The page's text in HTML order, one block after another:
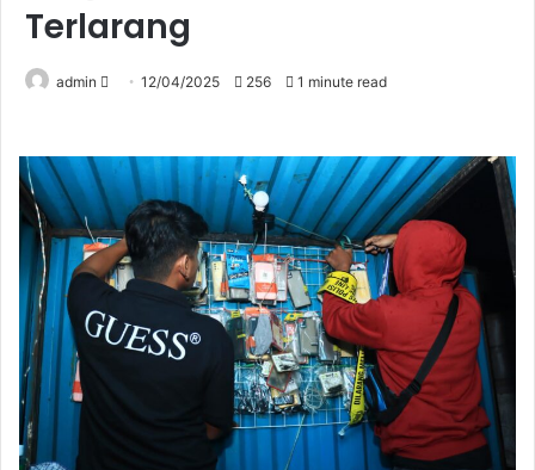
Terlarang
admin
Send12/04/2025 256 1 minute read